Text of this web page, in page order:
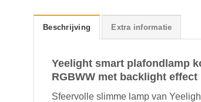
Beschrijving Extra informatie
Yeelight smart plafondlamp
RGBWW met backlight effect
Sfeervolle slimme lamp van